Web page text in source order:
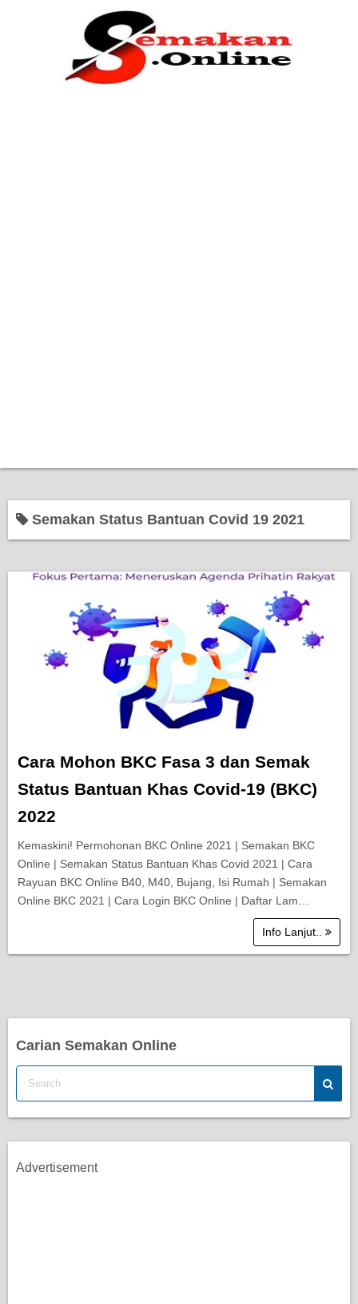
Semakan Status Bantuan Covid 19 2021
Cara Mohon BKC Fasa 3 dan Semak
Status Bantuan Khas Covid-19 (BKC)
2022
Kemaskini! Permohonan BKC Online 2021 | Semakan BKC
Online | Semakan Status Bantuan Khas Covid 2021 | Cara
Rayuan BKC Online B40, M40, Bujang, Isi Rumah | Semakan
Online BKC 2021 | Cara Login BKC Online | Daftar Lam…
Info Lanjut..
Carian Semakan Online
Advertisement